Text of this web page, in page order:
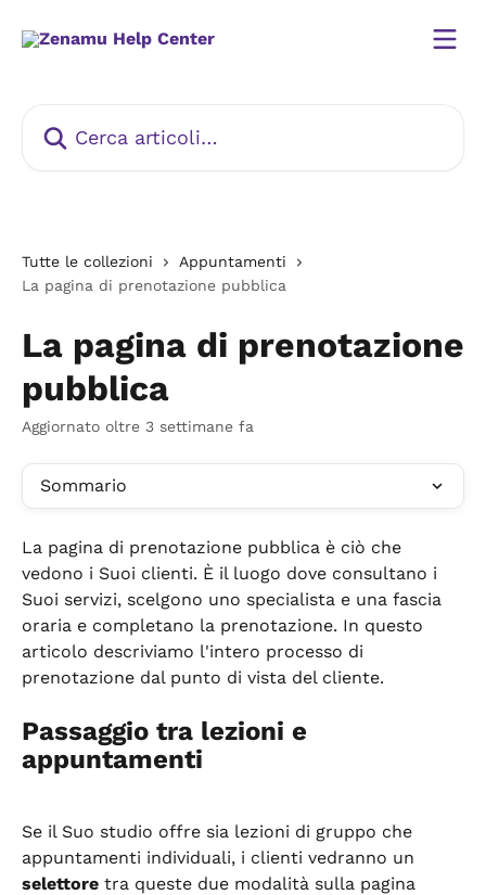
Tutte le collezioni
Appuntamenti
La pagina di prenotazione pubblica
La pagina di prenotazione
pubblica
Aggiornato oltre 3 settimane fa
Sommario
La pagina di prenotazione pubblica è ciò che
vedono i Suoi clienti. È il luogo dove consultano i
Suoi servizi, scelgono uno specialista e una fascia
oraria e completano la prenotazione. In questo
articolo descriviamo l'intero processo di
prenotazione dal punto di vista del cliente.
Passaggio tra lezioni e
appuntamenti
Se il Suo studio offre sia lezioni di gruppo che
appuntamenti individuali, i clienti vedranno un
selettore tra queste due modalità sulla pagina